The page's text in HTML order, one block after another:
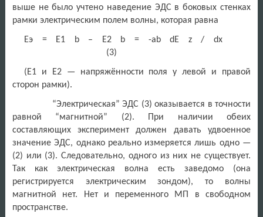
выше не было учтено наведение ЭДС в боковых стенках
рамки электрическим полем волны, которая равна
Eэ = Е1 b – Е2 b = -ab dE z / dx
(3)
(Е1 и Е2 — напряжённости поля у левой и правой
сторон рамки).
“Электрическая” ЭДС (3) оказывается в точности
равной “магнитной” (2). При наличии обеих
составляющих эксперимент должен давать удвоенное
значение ЭДС, однако реально измеряется лишь одно —
(2) или (3). Следовательно, одного из них не существует.
Так как электрическая волна есть заведомо (она
регистрируется электрическим зондом), то волны
магнитной нет. Нет и переменного МП в свободном
пространстве.